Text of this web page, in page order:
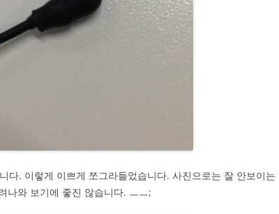
다. 이렇게 이쁘게 쪼그라들었습니다. 사진으로는 잘 안보이는
나와 보기에 좋진 않습니다. ㅡㅡ;